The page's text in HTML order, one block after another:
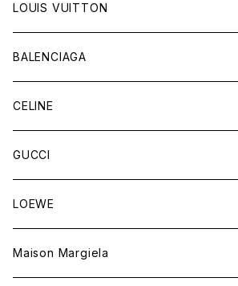
LOUIS VUITTON
バッグ
財布&小物
ウェア
BALENCIAGA
バッグ
財布&小物
ウェア
CELINE
バッグ
財布&小物
ウェア
GUCCI
バッグ
財布&小物
LOEWE
Maison Margiela